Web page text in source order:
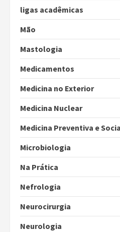
ligas acadêmicas
Mão
Mastologia
Medicamentos
Medicina no Exterior
Medicina Nuclear
Medicina Preventiva e
Microbiologia
Na Prática
Nefrologia
Neurocirurgia
Neurologia